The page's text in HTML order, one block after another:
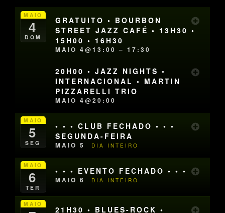
MAIO
4
DOM
GRATUITO • BOURBON
STREET JAZZ CAFÉ • 13H30 •
15H00 • 16H30
MAIO 4@13:00 – 17:30
20H00 • JAZZ NIGHTS •
INTERNACIONAL • MARTIN
PIZZARELLI TRIO
MAIO 4@20:00
MAIO
5
SEG
• • • CLUB FECHADO • • •
SEGUNDA-FEIRA
MAIO 5 DIA INTEIRO
MAIO
6
TER
• • • EVENTO FECHADO • • •
MAIO 6 DIA INTEIRO
MAIO
21H30 • BLUES-ROCK •